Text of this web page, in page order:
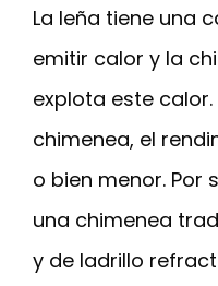
La leña tiene una
emitir calor y la
explota este
chimenea, el
o bien menor. Por
una chimenea
y de ladrillo